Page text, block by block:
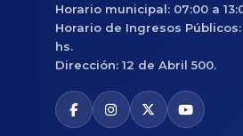
Horario municipal: 07:00 a
Horario de Ingresos Públicos:
hs.
Dirección: 12 de Abril 500.